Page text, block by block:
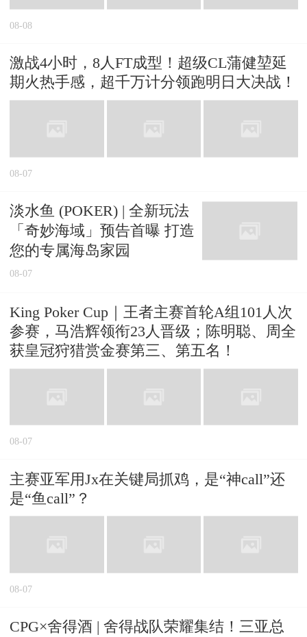
08-08
激战4小时，8人FT成型！超级CL蒲健堃延
期火热手感，超千万计分领跑明日大决战！
08-07
淡水鱼 (POKER) | 全新玩法
「奇妙海域」预告首曝 打造
您的专属海岛家园
08-07
King Poker Cup｜王者主赛首轮A组101人次
参赛，马浩辉领衔23人晋级；陈明聪、周全
获皇冠狩猎赏金赛第三、第五名！
08-07
主赛亚军用Jx在关键局抓鸡，是“神call”还
是“鱼call”？
08-07
CPG×舍得酒 | 舍得战队荣耀集结！三亚总